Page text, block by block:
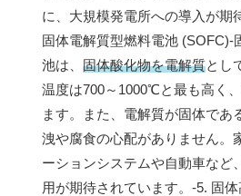
に、大規模発電所への導入が期
固体電解質型燃料電池 (SOFC)-
池は、 固体酸化物を電解質とし
温度は700～1000℃と最も高く
ます。また、電解質が固体であ
洩や腐食の心配がありません。
ーションシステムや自動車など
用が期待されています。-5. 固